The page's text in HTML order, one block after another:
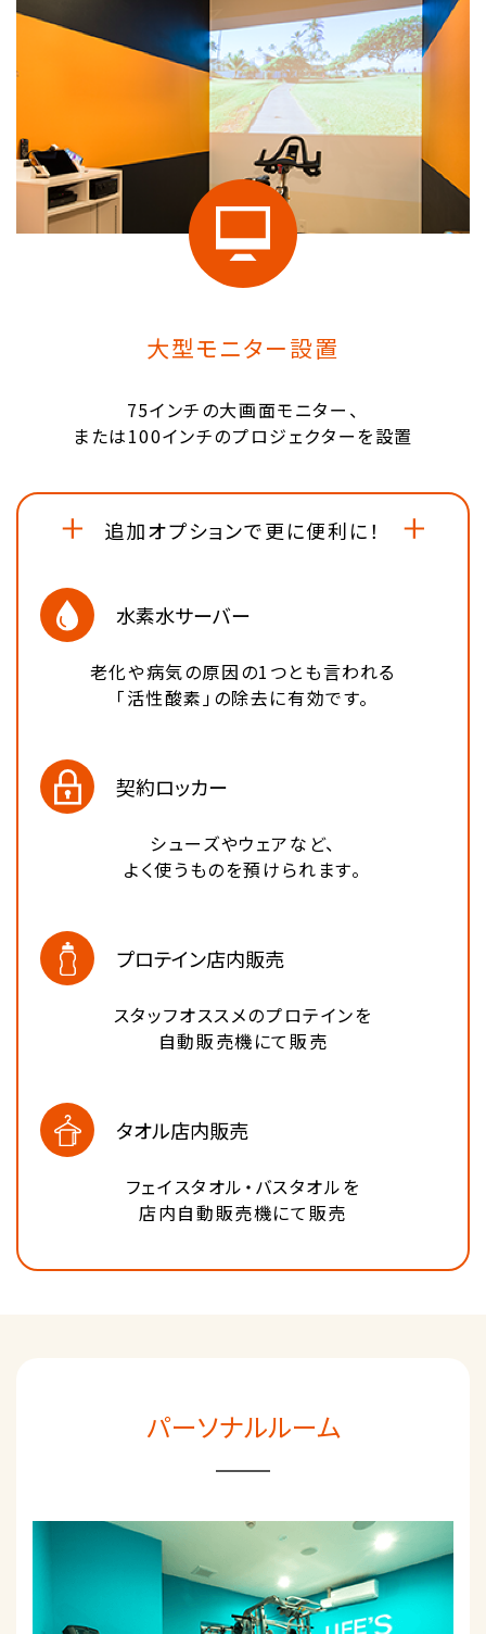
大型モニター設置
75インチの大画面モニター、
または100インチのプロジェクターを設置
追加オプションで更に便利に！
水素水サーバー
老化や病気の原因の1つとも言われる
「活性酸素」の除去に有効です。
契約ロッカー
シューズやウェアなど、
よく使うものを預けられます。
プロテイン店内販売
スタッフオススメのプロテインを
自動販売機にて販売
タオル店内販売
フェイスタオル・バスタオルを
店内自動販売機にて販売
パーソナルルーム